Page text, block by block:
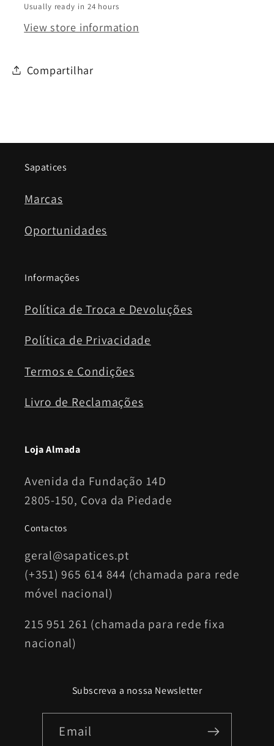
Usually ready in 24 hours
View store information
Compartilhar
Sapatices
Marcas
Oportunidades
Informações
Política de Troca e Devoluções
Política de Privacidade
Termos e Condições
Livro de Reclamações
Loja Almada
Avenida da Fundação 14D
2805-150, Cova da Piedade
Contactos
geral@sapatices.pt
(+351) 965 614 844 (chamada para rede
móvel nacional)
215 951 261 (chamada para rede fixa
nacional)
Subscreva a nossa Newsletter
Email